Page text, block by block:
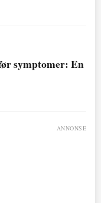
symptomer: En
ANNONSE